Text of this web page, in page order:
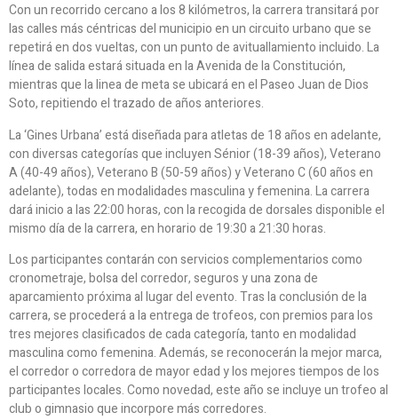
Con un recorrido cercano a los 8 kilómetros, la carrera transitará por
las calles más céntricas del municipio en un circuito urbano que se
repetirá en dos vueltas, con un punto de avituallamiento incluido. La
línea de salida estará situada en la Avenida de la Constitución,
mientras que la linea de meta se ubicará en el Paseo Juan de Dios
Soto, repitiendo el trazado de años anteriores.
La ‘Gines Urbana’ está diseñada para atletas de 18 años en adelante,
con diversas categorías que incluyen Sénior (18-39 años), Veterano
A (40-49 años), Veterano B (50-59 años) y Veterano C (60 años en
adelante), todas en modalidades masculina y femenina. La carrera
dará inicio a las 22:00 horas, con la recogida de dorsales disponible el
mismo día de la carrera, en horario de 19:30 a 21:30 horas.
Los participantes contarán con servicios complementarios como
cronometraje, bolsa del corredor, seguros y una zona de
aparcamiento próxima al lugar del evento. Tras la conclusión de la
carrera, se procederá a la entrega de trofeos, con premios para los
tres mejores clasificados de cada categoría, tanto en modalidad
masculina como femenina. Además, se reconocerán la mejor marca,
el corredor o corredora de mayor edad y los mejores tiempos de los
participantes locales. Como novedad, este año se incluye un trofeo al
club o gimnasio que incorpore más corredores.